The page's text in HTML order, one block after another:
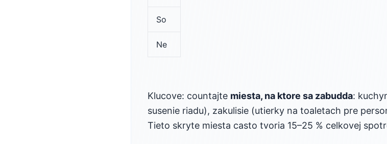
So
Ne
Klucove: countajte miesta, na ktore sa zabudda:
susenie riadu), zakulisie (utierky na toaletach pre
Tieto skryte miesta casto tvoria 15–25 % celkovej